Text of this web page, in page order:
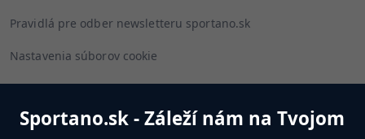
Sportano.sk - Záleží nám na Tvojom
Pravidlá pre odber newsletteru sportano.sk
Nastavenia súborov cookie
Sledujte nás